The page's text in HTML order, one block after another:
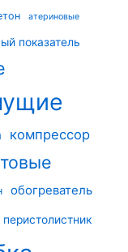
атериновые
показатель
компрессор
обогреватель
перистолистник